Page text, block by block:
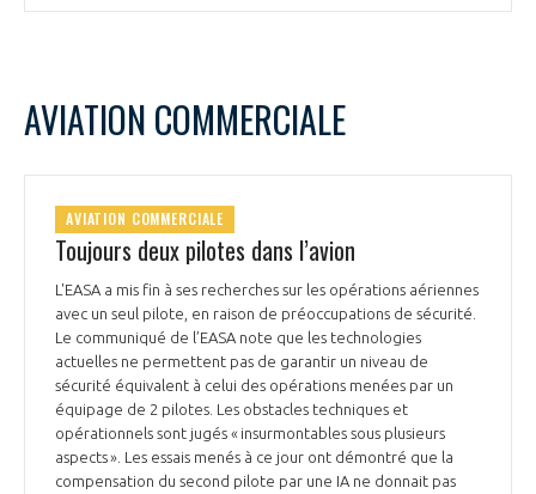
AVIATION COMMERCIALE
AVIATION COMMERCIALE
Toujours deux pilotes dans l’avion
L'EASA a mis fin à ses recherches sur les opérations aériennes
avec un seul pilote, en raison de préoccupations de sécurité.
Le communiqué de l’EASA note que les technologies
actuelles ne permettent pas de garantir un niveau de
sécurité équivalent à celui des opérations menées par un
équipage de 2 pilotes. Les obstacles techniques et
opérationnels sont jugés « insurmontables sous plusieurs
aspects ». Les essais menés à ce jour ont démontré que la
compensation du second pilote par une IA ne donnait pas